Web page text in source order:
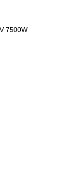
7500W